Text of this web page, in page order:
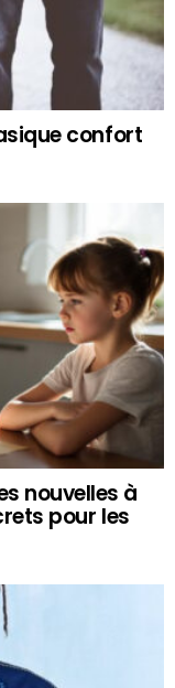
confort
nouvelles à
pour les